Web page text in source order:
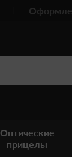
Оптические
прицелы